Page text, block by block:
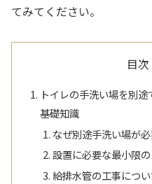
てみてください。
目次
トイレの手洗い場を別
基礎知識
なぜ別途手洗い場が
設置に必要な最小限
給排水管の工事につ